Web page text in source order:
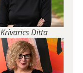
Krivarics Ditta